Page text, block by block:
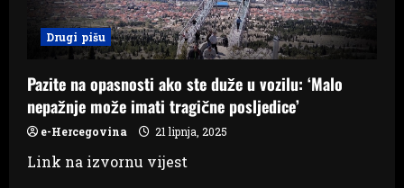
Drugi pišu
Pazite na opasnosti ako ste duže u vozilu: ‘Malo
nepažnje može imati tragične posljedice’
e-Hercegovina 21 lipnja, 2025
Link na izvornu vijest